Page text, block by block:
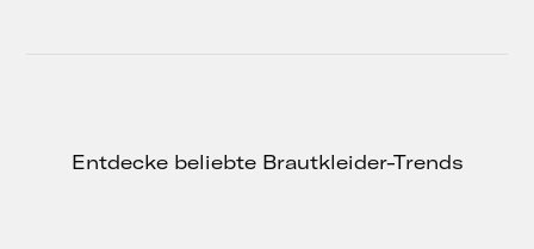
Entdecke beliebte Brautkleider-Trends